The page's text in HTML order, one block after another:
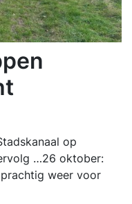
op
…26 oktober:
weer voor